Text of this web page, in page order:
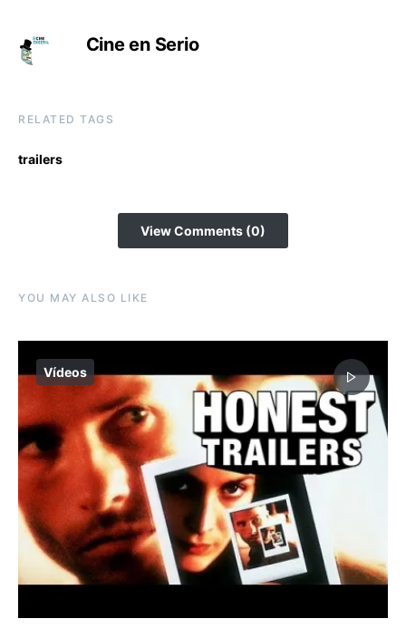
Cine en Serio
RELATED TAGS
trailers
View Comments (0)
YOU MAY ALSO LIKE
Vídeos